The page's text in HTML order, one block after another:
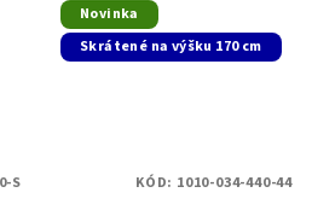
S
Novinka
Skrátené na výšku 170 cm
KÓD: 1010-034-440-44